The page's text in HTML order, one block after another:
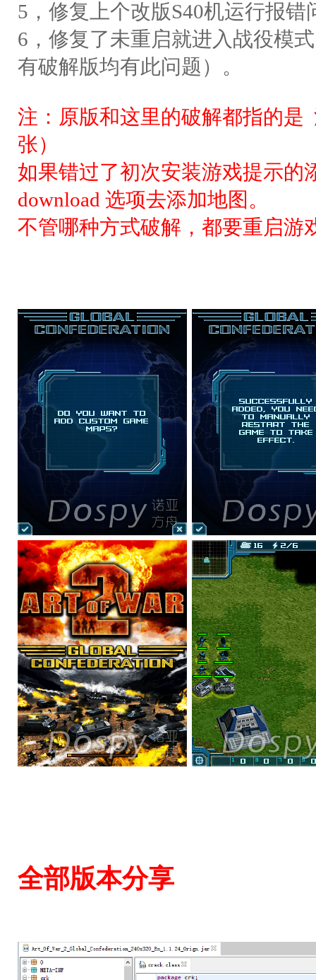
5，修复上个改版S40机运行报错
6，修复了未重启就进入战役模
有破解版均有此问题）。
注：原版和这里的破解都指的是
张）
如果错过了初次安装游戏提示的
download 选项去添加地图。
不管哪种方式破解，都要重启游
全部版本分享